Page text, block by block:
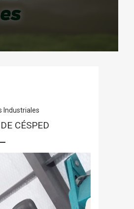
Industriales
CÉSPED